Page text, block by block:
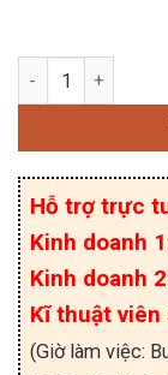
Hỗ trợ trực
Kinh doanh
Kinh doanh
Kĩ thuật
(Giờ làm việc: